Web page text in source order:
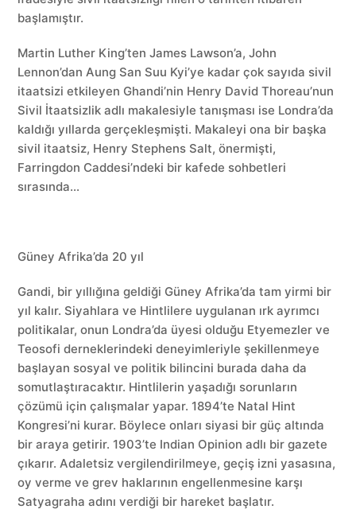
başlamıştır.
Martin Luther King’ten James Lawson’a, John
Lennon’dan Aung San Suu Kyi’ye kadar çok sayıda sivil
itaatsizi etkileyen Ghandi’nin Henry David Thoreau’nun
Sivil İtaatsizlik adlı makalesiyle tanışması ise Londra’da
kaldığı yıllarda gerçekleşmişti. Makaleyi ona bir başka
sivil itaatsiz, Henry Stephens Salt, önermişti,
Farringdon Caddesi’ndeki bir kafede sohbetleri
sırasında…
Güney Afrika’da 20 yıl
Gandi, bir yıllığına geldiği Güney Afrika’da tam yirmi bir
yıl kalır. Siyahlara ve Hintlilere uygulanan ırk ayrımcı
politikalar, onun Londra’da üyesi olduğu Etyemezler ve
Teosofi derneklerindeki deneyimleriyle şekillenmeye
başlayan sosyal ve politik bilincini burada daha da
somutlaştıracaktır. Hintlilerin yaşadığı sorunların
çözümü için çalışmalar yapar. 1894’te Natal Hint
Kongresi’ni kurar. Böylece onları siyasi bir güç altında
bir araya getirir. 1903’te Indian Opinion adlı bir gazete
çıkarır. Adaletsiz vergilendirilmeye, geçiş izni yasasına,
oy verme ve grev haklarının engellenmesine karşı
Satyagraha adını verdiği bir hareket başlatır.